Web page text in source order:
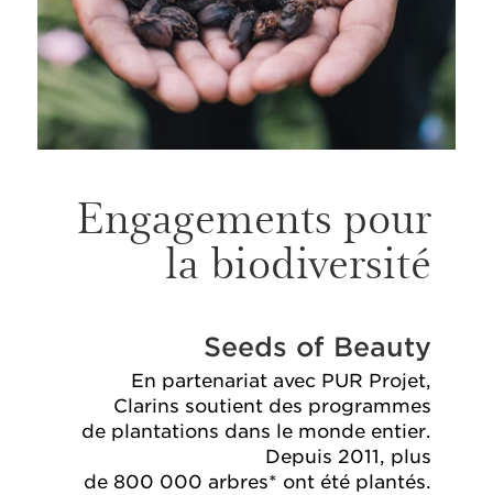
Engagements pour
la biodiversité
Seeds of Beauty
En partenariat avec PUR Projet,
Clarins soutient des programmes
de plantations dans le monde entier.
Depuis 2011, plus
de 800 000 arbres* ont été plantés.